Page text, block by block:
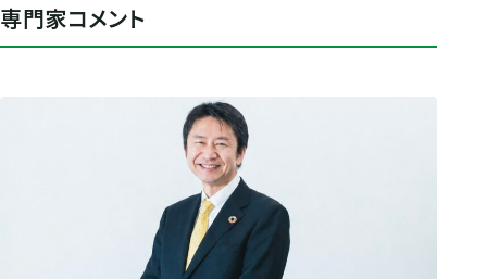
専門家コメント